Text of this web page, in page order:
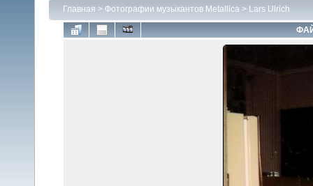
Главная > Фотографии музыкантов Metallica > Lars Ulrich